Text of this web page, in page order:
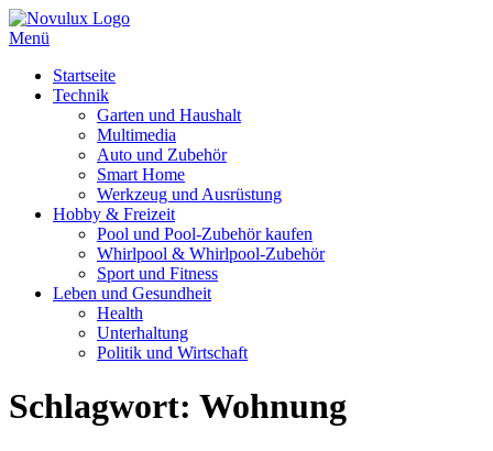
Zum
Inhalt
Menü
Startseite
Technik
Garten und Haushalt
Multimedia
Auto und Zubehör
Smart Home
Werkzeug und Ausrüstung
Hobby & Freizeit
Pool und Pool-Zubehör kaufen
Whirlpool & Whirlpool-Zubehör
Sport und Fitness
Leben und Gesundheit
Health
Unterhaltung
Politik und Wirtschaft
Schlagwort: Wohnung